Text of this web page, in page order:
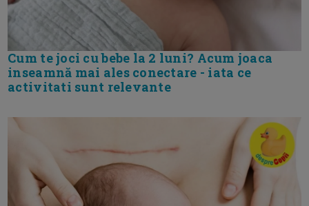
Cum te joci cu bebe la 2 luni? Acum joaca
inseamnă mai ales conectare - iata ce
activitati sunt relevante